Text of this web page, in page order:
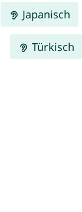
Japanisch
Türkisch